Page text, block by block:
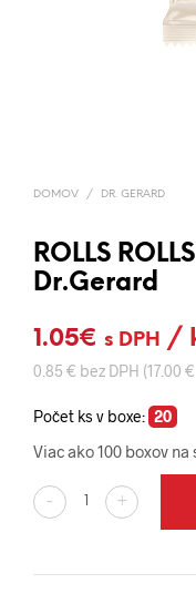
DOMOV / DR. GERARD
ROLLS
Dr.Gerard
1.05€ s DPH /
0.85 € bez DPH (17.00
Počet ks v boxe: 20
Viac ako 100 boxov na
- +